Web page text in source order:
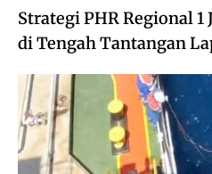
Strategi PHR Regional 1
di Tengah Tantangan